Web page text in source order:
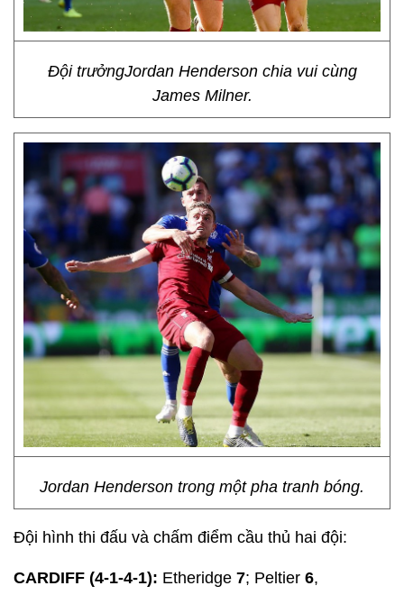
Đội trưởngJordan Henderson chia vui cùng
James Milner.
Jordan Henderson trong một pha tranh bóng.
Đội hình thi đấu và chấm điểm cầu thủ hai đội:
CARDIFF (4-1-4-1): Etheridge 7; Peltier 6,